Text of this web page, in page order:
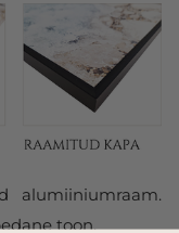
alumiiniumraam.
toon.